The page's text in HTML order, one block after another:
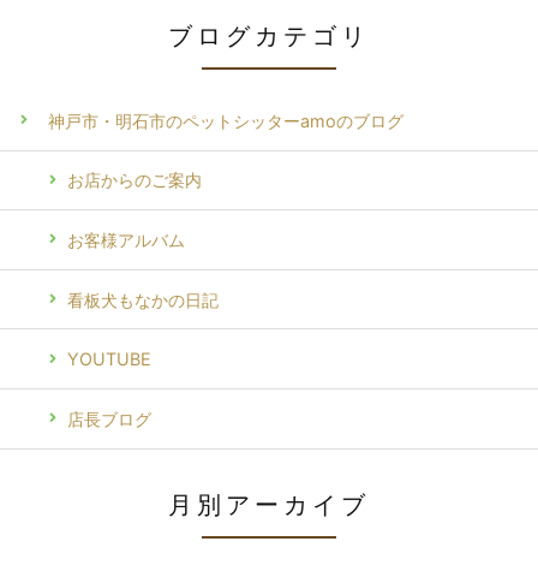
ブログカテゴリ
神戸市・明石市のペットシッターamoのブログ
お店からのご案内
お客様アルバム
看板犬もなかの日記
YOUTUBE
店長ブログ
月別アーカイブ